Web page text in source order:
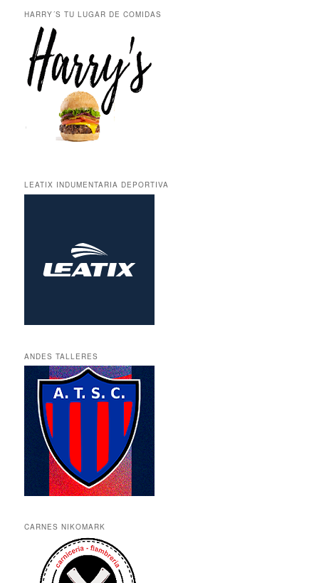
HARRY´S TU LUGAR DE COMIDAS
LEATIX INDUMENTARIA DEPORTIVA
ANDES TALLERES
CARNES NIKOMARK